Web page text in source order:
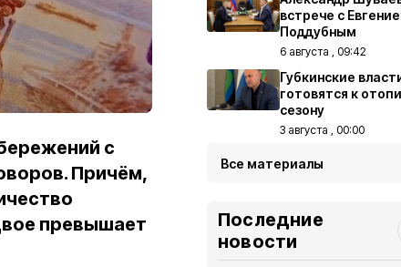
с
Причём,
превышает
встрече с
Поддубным
6 августа , 09:42
Губкинские
готовятся к
сезону
3 августа , 00:00
Все материалы
Последние
новости